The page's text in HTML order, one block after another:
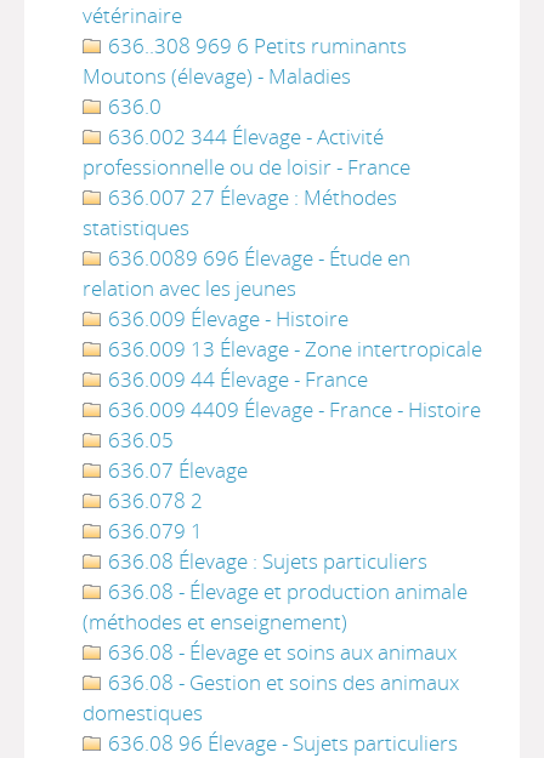
vétérinaire
636..308 969 6 Petits ruminants
Moutons (élevage) - Maladies
636.0
636.002 344 Élevage - Activité
professionnelle ou de loisir - France
636.007 27 Élevage : Méthodes
statistiques
636.0089 696 Élevage - Étude en
relation avec les jeunes
636.009 Élevage - Histoire
636.009 13 Élevage - Zone intertropicale
636.009 44 Élevage - France
636.009 4409 Élevage - France - Histoire
636.05
636.07 Élevage
636.078 2
636.079 1
636.08 Élevage : Sujets particuliers
636.08 - Élevage et production animale
(méthodes et enseignement)
636.08 - Élevage et soins aux animaux
636.08 - Gestion et soins des animaux
domestiques
636.08 96 Élevage - Sujets particuliers